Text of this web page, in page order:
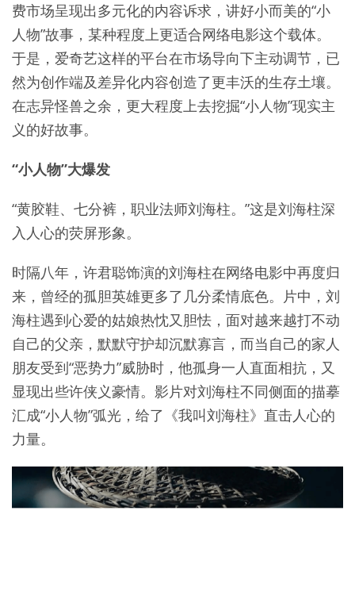
费市场呈现出多元化的内容诉求，讲好小而美的“小
人物”故事，某种程度上更适合网络电影这个载体。
于是，爱奇艺这样的平台在市场导向下主动调节，已
然为创作端及差异化内容创造了更丰沃的生存土壤。
在志异怪兽之余，更大程度上去挖掘“小人物”现实主
义的好故事。
“小人物”大爆发
“黄胶鞋、七分裤，职业法师刘海柱。”这是刘海柱深
入人心的荧屏形象。
时隔八年，许君聪饰演的刘海柱在网络电影中再度归
来，曾经的孤胆英雄更多了几分柔情底色。片中，刘
海柱遇到心爱的姑娘热忱又胆怯，面对越来越打不动
自己的父亲，默默守护却沉默寡言，而当自己的家人
朋友受到“恶势力”威胁时，他孤身一人直面相抗，又
显现出些许侠义豪情。影片对刘海柱不同侧面的描摹
汇成“小人物”弧光，给了《我叫刘海柱》直击人心的
力量。